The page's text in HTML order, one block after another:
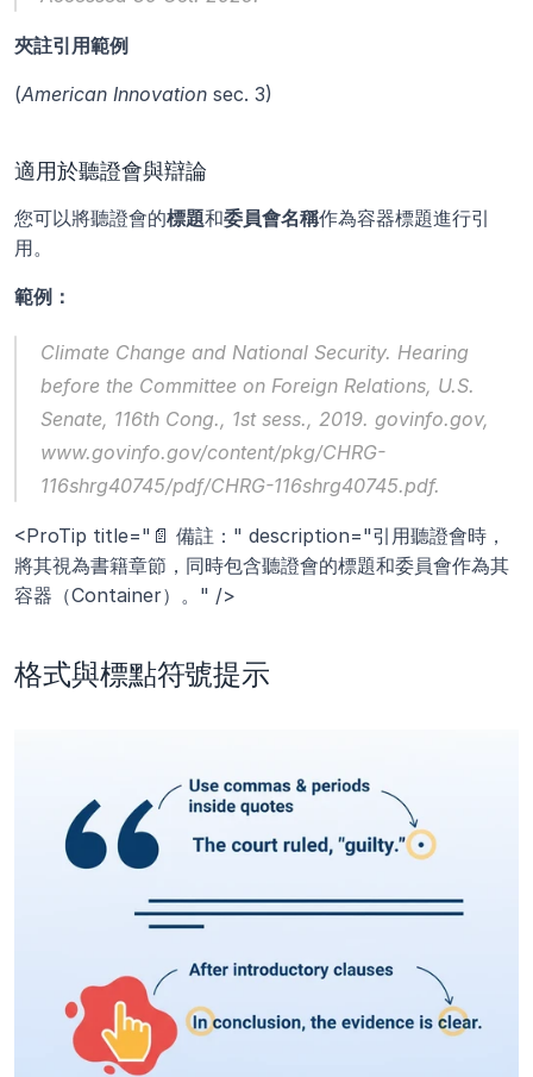
夾註引用範例
(American Innovation sec. 3)
適用於聽證會與辯論
您可以將聽證會的標題和委員會名稱作為容器標題進行引
用。
範例：
Climate Change and National Security. Hearing
before the Committee on Foreign Relations, U.S.
Senate, 116th Cong., 1st sess., 2019. govinfo.gov,
www.govinfo.gov/content/pkg/CHRG-
116shrg40745/pdf/CHRG-116shrg40745.pdf.
<ProTip title="📄 備註：" description="引用聽證會時，
將其視為書籍章節，同時包含聽證會的標題和委員會作為其
容器（Container）。" />
格式與標點符號提示